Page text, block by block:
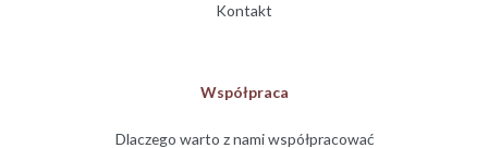
Kontakt
Współpraca
Dlaczego warto z nami współpracować